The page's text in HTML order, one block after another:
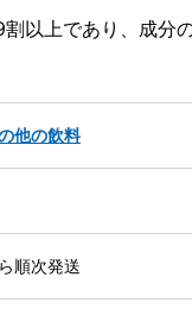
以上であり、成分
他の飲料
順次発送